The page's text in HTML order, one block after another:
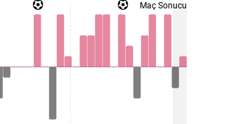
Maç Sonucu